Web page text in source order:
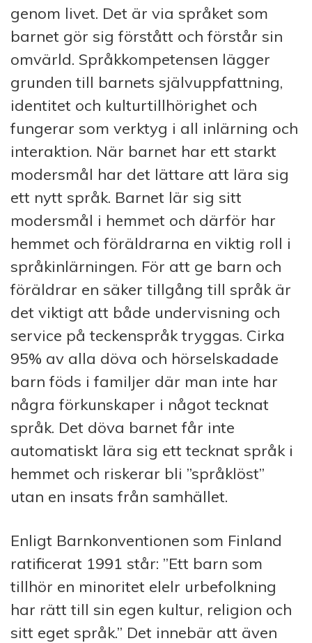
genom livet. Det är via språket som
barnet gör sig förstått och förstår sin
omvärld. Språkkompetensen lägger
grunden till barnets självuppfattning,
identitet och kulturtillhörighet och
fungerar som verktyg i all inlärning och
interaktion. När barnet har ett starkt
modersmål har det lättare att lära sig
ett nytt språk. Barnet lär sig sitt
modersmål i hemmet och därför har
hemmet och föräldrarna en viktig roll i
språkinlärningen. För att ge barn och
föräldrar en säker tillgång till språk är
det viktigt att både undervisning och
service på teckenspråk tryggas. Cirka
95% av alla döva och hörselskadade
barn föds i familjer där man inte har
några förkunskaper i något tecknat
språk. Det döva barnet får inte
automatiskt lära sig ett tecknat språk i
hemmet och riskerar bli ”språklöst”
utan en insats från samhället.
Enligt Barnkonventionen som Finland
ratificerat 1991 står: ”Ett barn som
tillhör en minoritet elelr urbefolkning
har rätt till sin egen kultur, religion och
sitt eget språk.” Det innebär att även